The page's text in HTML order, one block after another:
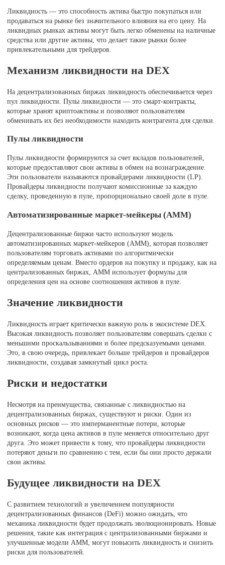
Ликвидность — это способность актива быстро покупаться или
продаваться на рынке без значительного влияния на его цену. На
ликвидных рынках активы могут быть легко обменены на наличные
средства или другие активы, что делает такие рынки более
привлекательными для трейдеров.
Механизм ликвидности на DEX
На децентрализованных биржах ликвидность обеспечивается через
пул ликвидности. Пулы ликвидности — это смарт-контракты,
которые хранят криптоактивы и позволяют пользователям
обменивать их без необходимости находить контрагента для сделки.
Пулы ликвидности
Пулы ликвидности формируются за счет вкладов пользователей,
которые предоставляют свои активы в обмен на вознаграждение.
Эти пользователи называются провайдерами ликвидности (LP).
Провайдеры ликвидности получают комиссионные за каждую
сделку, проведенную в пуле, пропорционально своей доле в пуле.
Автоматизированные маркет-мейкеры (AMM)
Децентрализованные биржи часто используют модель
автоматизированных маркет-мейкеров (AMM), которая позволяет
пользователям торговать активами по алгоритмически
определяемым ценам. Вместо ордеров на покупку и продажу, как на
централизованных биржах, AMM использует формулы для
определения цен на основе соотношения активов в пуле.
Значение ликвидности
Ликвидность играет критически важную роль в экосистеме DEX.
Высокая ликвидность позволяет пользователям совершать сделки с
меньшими проскальзываниями и более предсказуемыми ценами.
Это, в свою очередь, привлекает больше трейдеров и провайдеров
ликвидности, создавая замкнутый цикл роста.
Риски и недостатки
Несмотря на преимущества, связанные с ликвидностью на
децентрализованных биржах, существуют и риски. Один из
основных рисков — это имперманентные потери, которые
возникают, когда цена активов в пуле меняется относительно друг
друга. Это может привести к тому, что провайдеры ликвидности
потеряют деньги по сравнению с тем, если бы они просто держали
свои активы.
Будущее ликвидности на DEX
С развитием технологий и увеличением популярности
децентрализованных финансов (DeFi) можно ожидать, что
механика ликвидности будет продолжать эволюционировать. Новые
решения, такие как интеграция с централизованными биржами и
улучшенные модели AMM, могут повысить ликвидность и снизить
риски для пользователей.